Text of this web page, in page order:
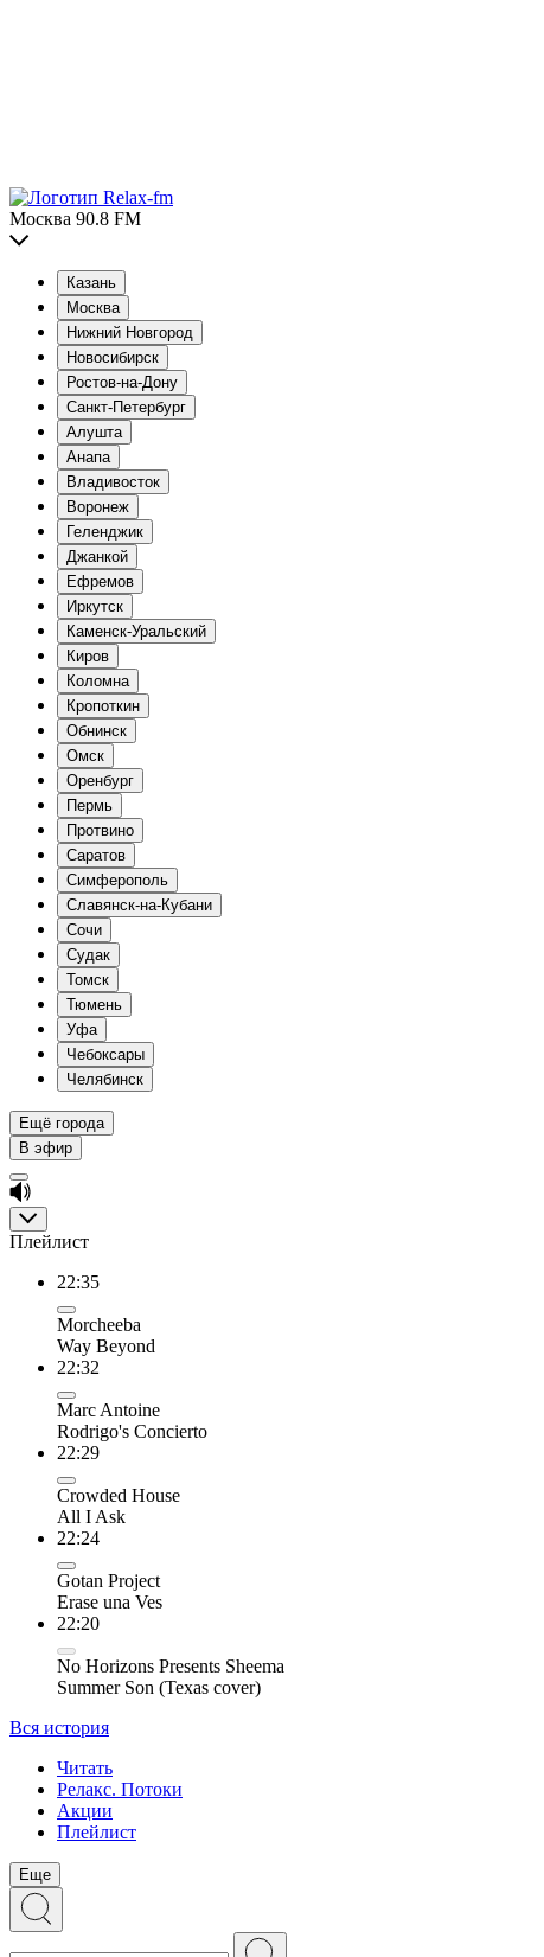
Москва 90.8 FM
Казань
Москва
Нижний Новгород
Новосибирск
Ростов-на-Дону
Санкт-Петербург
Алушта
Анапа
Владивосток
Воронеж
Геленджик
Джанкой
Ефремов
Иркутск
Каменск-Уральский
Киров
Коломна
Кропоткин
Обнинск
Омск
Оренбург
Пермь
Протвино
Саратов
Симферополь
Славянск-на-Кубани
Сочи
Судак
Томск
Тюмень
Уфа
Чебоксары
Челябинск
Ещё города
В эфир
Плейлист
22:35
Morcheeba
Way Beyond
22:32
Marc Antoine
Rodrigo's Concierto
22:29
Crowded House
All I Ask
22:24
Gotan Project
Erase una Ves
22:20
No Horizons Presents Sheema
Summer Son (Texas cover)
Вся история
Читать
Релакс. Потоки
Акции
Плейлист
Еще